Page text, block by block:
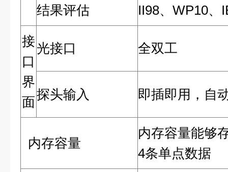
结果评估 II98、WP10、
接
口
界
面
光接口 全双工
探头输入 即插即用，自
内存容量
内存容量能够
4条单点数据